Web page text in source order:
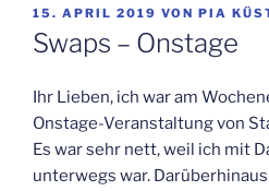
VERÖFFENTLICHT
AM
15. APRIL 2019 VON PIA
Swaps – Onstage
Ihr Lieben, ich war am
Onstage-Veranstaltung von
Es war sehr nett, weil ich mit
unterwegs war.